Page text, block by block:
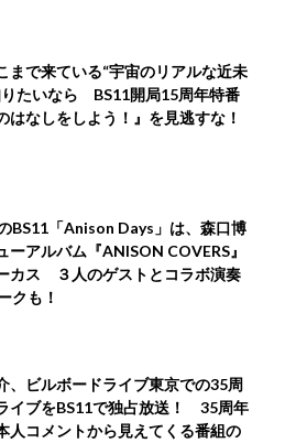
まで来ている“宇宙のリアルな近未
りたいなら BS11開局15周年特番
はなしをしよう！』を見逃すな！
BS11「Anison Days」は、森口博
ーアルバム『ANISON COVERS』
カス ３人のゲストとコラボ演奏
クも！
、ビルボードライブ東京での35周
イブをBS11で独占放送！ 35周年
人コメントから見えてくる番組の